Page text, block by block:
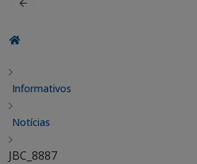
Informativos
Notícias
JBC_8887